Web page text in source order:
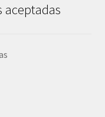
aceptadas